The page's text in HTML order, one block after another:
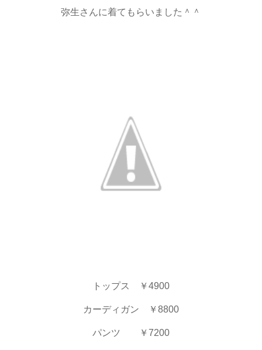
弥生さんに着てもらいました＾＾
トップス ￥4900
カーディガン ￥8800
パンツ ￥7200